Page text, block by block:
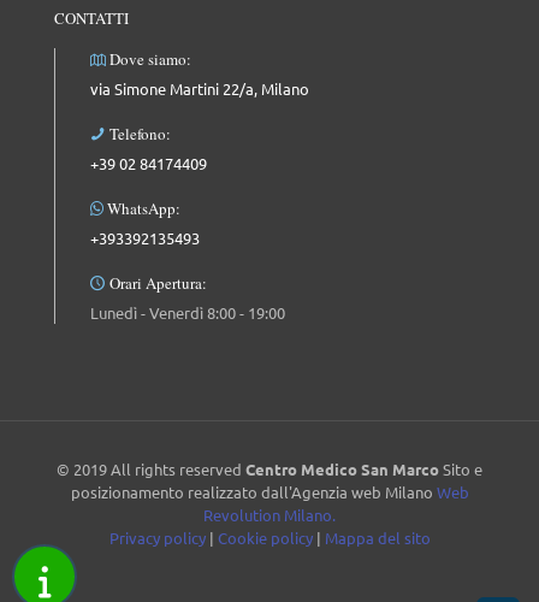
CONTATTI
Dove siamo:
via Simone Martini 22/a, Milano
Telefono:
+39 02 84174409
WhatsApp:
+393392135493
Orari Apertura:
Lunedì - Venerdì 8:00 - 19:00
© 2019 All rights reserved Centro Medico San MarcoSito e
posizionamento realizzato dall'Agenzia web Milano Web
Revolution Milano.
Privacy policy| Cookie policy| Mappa del sito